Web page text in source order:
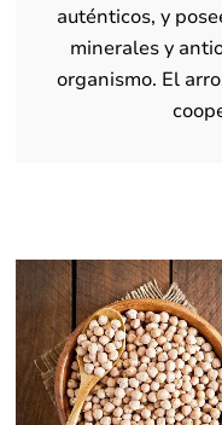
auténticos, y
minerales y
organismo. El